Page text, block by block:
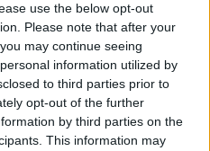
use the below opt-out
Please note that after your
may continue seeing
information utilized by
to third parties prior to
opt-out of the further
by third parties on the
This information may